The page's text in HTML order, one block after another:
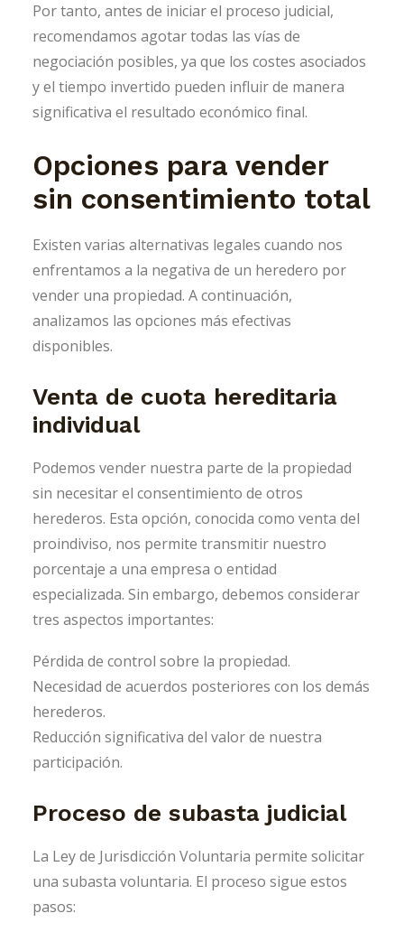
Por tanto, antes de iniciar el proceso judicial,
recomendamos agotar todas las vías de
negociación posibles, ya que los costes asociados
y el tiempo invertido pueden influir de manera
significativa el resultado económico final.
Opciones para vender
sin consentimiento total
Existen varias alternativas legales cuando nos
enfrentamos a la negativa de un heredero por
vender una propiedad. A continuación,
analizamos las opciones más efectivas
disponibles.
Venta de cuota hereditaria
individual
Podemos vender nuestra parte de la propiedad
sin necesitar el consentimiento de otros
herederos. Esta opción, conocida como venta del
proindiviso, nos permite transmitir nuestro
porcentaje a una empresa o entidad
especializada. Sin embargo, debemos considerar
tres aspectos importantes:
Pérdida de control sobre la propiedad.
Necesidad de acuerdos posteriores con los demás
herederos.
Reducción significativa del valor de nuestra
participación.
Proceso de subasta judicial
La Ley de Jurisdicción Voluntaria permite solicitar
una subasta voluntaria. El proceso sigue estos
pasos: